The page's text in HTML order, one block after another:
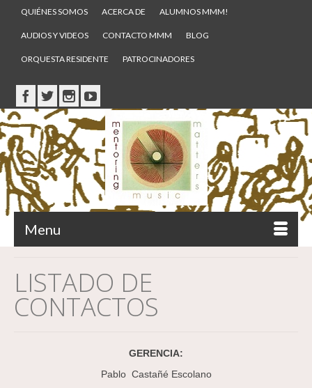
QUIÉNES SOMOS ACERCA DE ALUMNOS MMM!
AUDIOS Y VIDEOS CONTACTO MMM BLOG
ORQUESTA RESIDENTE PATROCINADORES
Menu
LISTADO DE
CONTACTOS
GERENCIA:
Pablo Castañé Escolano